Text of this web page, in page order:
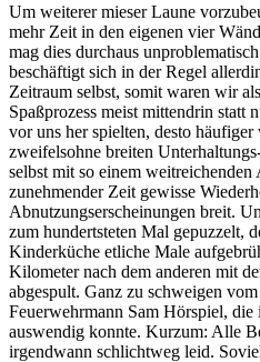
Um weiterer mieser Laune
mehr Zeit in den eigenen vier
mag dies durchaus
beschäftigt sich in der Regel
Zeitraum selbst, somit waren wir
Spaßprozess meist mittendrin statt
vor uns her spielten, desto
zweifelsohne breiten
selbst mit so einem
zunehmender Zeit gewisse
Abnutzungserscheinungen breit.
zum hundertsteten Mal gepuzzelt,
Kinderküche etliche Male
Kilometer nach dem anderen mit
abgespult. Ganz zu schweigen
Feuerwehrmann Sam Hörspiel,
auswendig konnte. Kurzum: Alle
irgendwann schlichtweg leid.